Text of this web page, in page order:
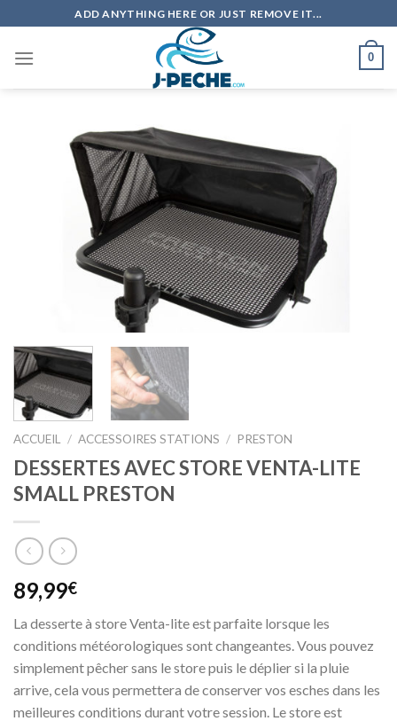
to
content
ADD ANYTHING HERE OR JUST REMOVE IT...
0
ACCUEIL / ACCESSOIRES STATIONS / PRESTON
DESSERTES AVEC STORE VENTA-LITE
SMALL PRESTON
89,99€
La desserte à store Venta-lite est parfaite lorsque les
conditions météorologiques sont changeantes. Vous pouvez
simplement pêcher sans le store puis le déplier si la pluie
arrive, cela vous permettera de conserver vos esches dans les
meilleures conditions durant votre session. Le store est